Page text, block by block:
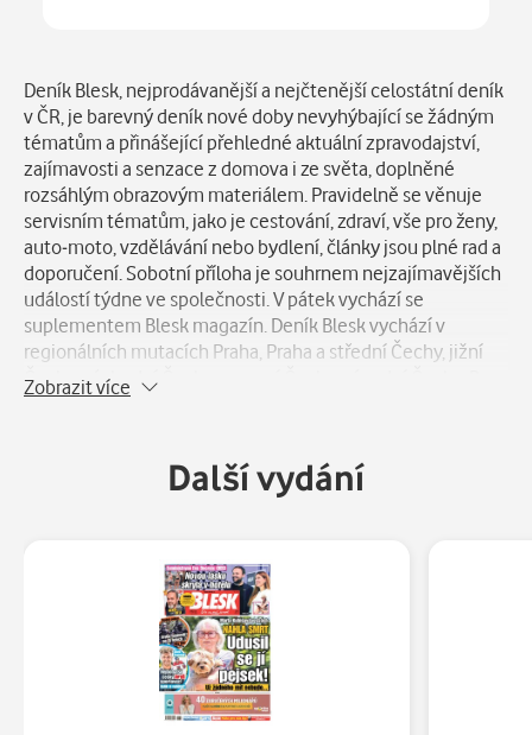
Popis
Deník Blesk, nejprodávanější a nejčtenější celostátní deník
v ČR, je barevný deník nové doby nevyhýbající se žádným
tématům a přinášející přehledné aktuální zpravodajství,
zajímavosti a senzace z domova i ze světa, doplněné
rozsáhlým obrazovým materiálem. Pravidelně se věnuje
servisním tématům, jako je cestování, zdraví, vše pro ženy,
auto-moto, vzdělávání nebo bydlení, články jsou plné rad a
doporučení. Sobotní příloha je souhrnem nejzajímavějších
událostí týdne ve společnosti. V pátek vychází se
suplementem Blesk magazín. Deník Blesk vychází v
regionálních mutacích Praha, Praha a střední Čechy, jižní
Čechy, východní Čechy, severní Čechy, západní Čechy, Brno
a okolí, jižní Morava a severní Morava. V neděli vychází jeho
Zobrazit více
Další vydání